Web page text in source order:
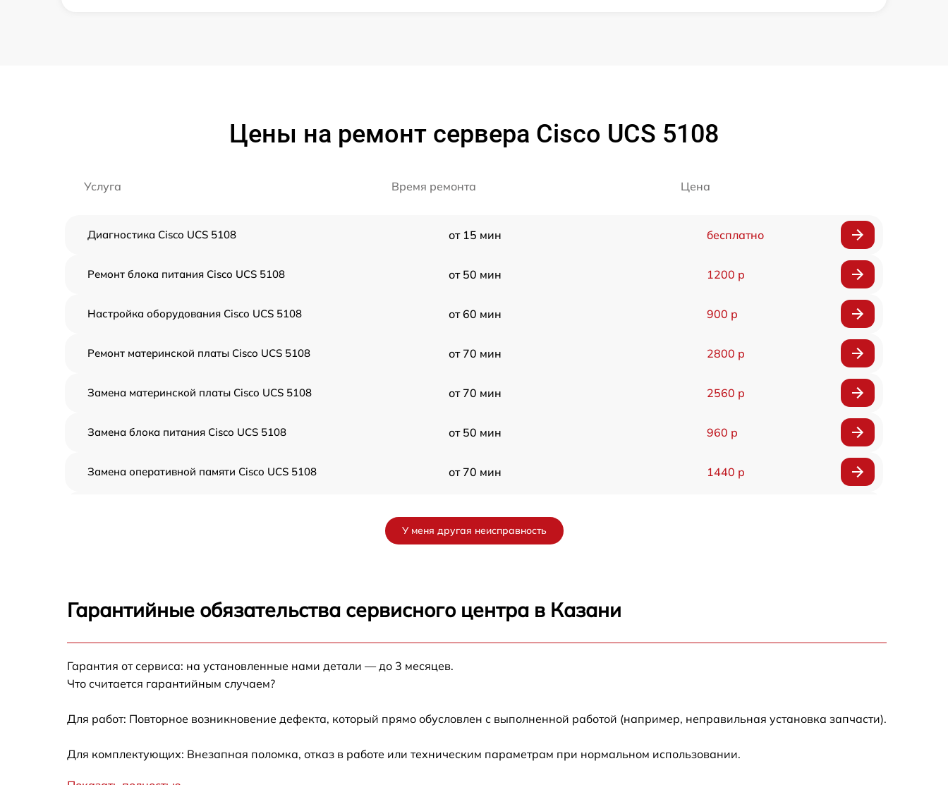
Цены на ремонт сервера Cisco UCS 5108
Услуга Время ремонта Цена
Диагностика Cisco UCS 5108 от 15 мин бесплатно
Ремонт блока питания Cisco UCS 5108 от 50 мин 1200 р
Настройка оборудования Cisco UCS 5108 от 60 мин 900 р
Ремонт материнской платы Cisco UCS 5108 от 70 мин 2800 р
Замена материнской платы Cisco UCS 5108 от 70 мин 2560 р
Замена блока питания Cisco UCS 5108 от 50 мин 960 р
Замена оперативной памяти Cisco UCS 5108 от 70 мин 1440 р
Восстановление загрузчика BIOS Cisco UCS
Ремонт СХД Cisco UCS 5108 от 100 мин
5108
5108
от 70 мин 3200 р
Ремонт и диагностика ленточного
У меня другая неисправность
Гарантийные обязательства сервисного центра в Казани
Гарантия от сервиса: на установленные нами детали — до 3 месяцев.
Что считается гарантийным случаем?
Для работ: Повторное возникновение дефекта, который прямо обусловлен с выполненной работой (например, неправильная установка запчасти).
Для комплектующих: Внезапная поломка, отказ в работе или техническим параметрам при нормальном использовании.